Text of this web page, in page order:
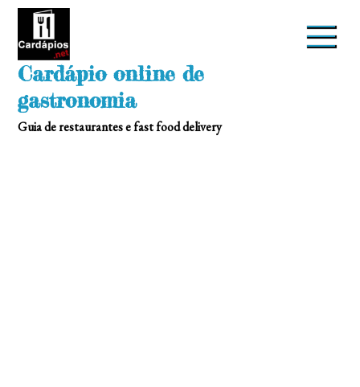
Skip
Cardápio online de
gastronomia
Guia de restaurantes e fast food delivery